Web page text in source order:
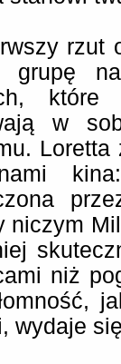
rzut
które
w
niczym
niż
wydaje